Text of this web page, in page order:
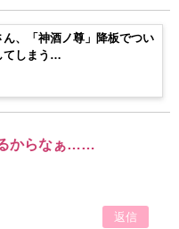
ん、「神酒ノ尊」降板でつい
てしまう…
からなぁ……
返信